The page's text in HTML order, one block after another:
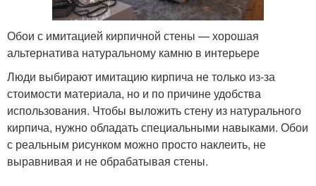
Обои с имитацией кирпичной стены — хорошая
альтернатива натуральному камню в интерьере
Люди выбирают имитацию кирпича не только из-за
стоимости материала, но и по причине удобства
использования. Чтобы выложить стену из натурального
кирпича, нужно обладать специальными навыками. Обои
с реальным рисунком можно просто наклеить, не
выравнивая и не обрабатывая стены.